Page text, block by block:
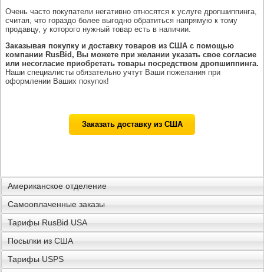
Очень часто покупатели негативно относятся к услуге дропшиппинга,
считая, что гораздо более выгодно обратиться напрямую к тому
продавцу, у которого нужный товар есть в наличии.
Заказывая покупку и доставку товаров из США с помощью
компании RusBid, Вы можете при желании указать свое согласие
или несогласие приобретать товары посредством дропшиппинга.
Наши специалисты обязательно учтут Ваши пожелания при
оформлении Ваших покупок!
Заказать доставку из США
Американское отделение
Самооплаченные заказы
Тарифы RusBid USA
Посылки из США
Тарифы USPS